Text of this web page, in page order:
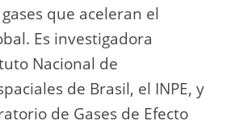
que aceleran el
Es investigadora
Nacional de
de Brasil, el INPE, y
de Gases de Efecto